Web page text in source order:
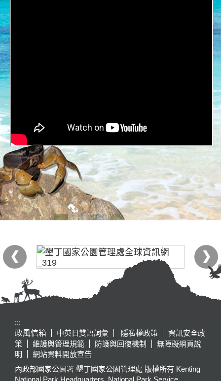
:::
政風信箱
中英日雙語詞彙 隱私權政策
資訊安全政
策
維護與管理規範 防護與回復機制
無障礙網頁說
明
網站資料開放宣告
內政部國家公園署 墾丁國家公園管理處 版權所有 Kenting
National Park Headquarters, National Park Service,